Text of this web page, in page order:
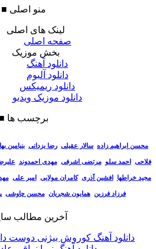
■ منو اصلی
لینک های اصلی
صفحه اصلی
بخش موزیک
دانلود آهنگ
دانلود آلبوم
دانلود ریمیکس
دانلود موزیک ویدیو
■ برچسب ها
محسن ابراهیم زاده سالار عقیلی رضا یزدانی بنیامین
فلاحی احمد سلو مرتضی اشرفی مهدی احمدوند
مجید خراطها افشین آذری کامران مولایی امیر علی
فرزاد فرزین همایون شجریان محسن چاوشی
آخرین مطالب
دانلود آهنگ کوروش بیژنی دوست